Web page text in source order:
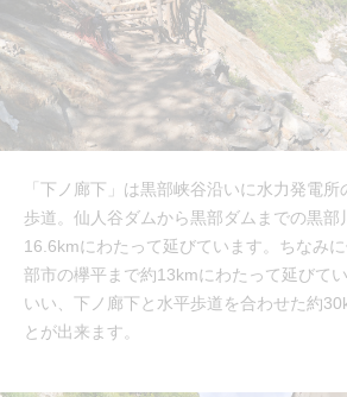
「下ノ廊下」は黒部峡谷沿いに水力発電
歩道。仙人谷ダムから黒部ダムまでの黒部
16.6kmにわたって延びています。ちなみ
部市の欅平まで約13kmにわたって延びて
いい、下ノ廊下と水平歩道を合わせた約
とが出来ます。